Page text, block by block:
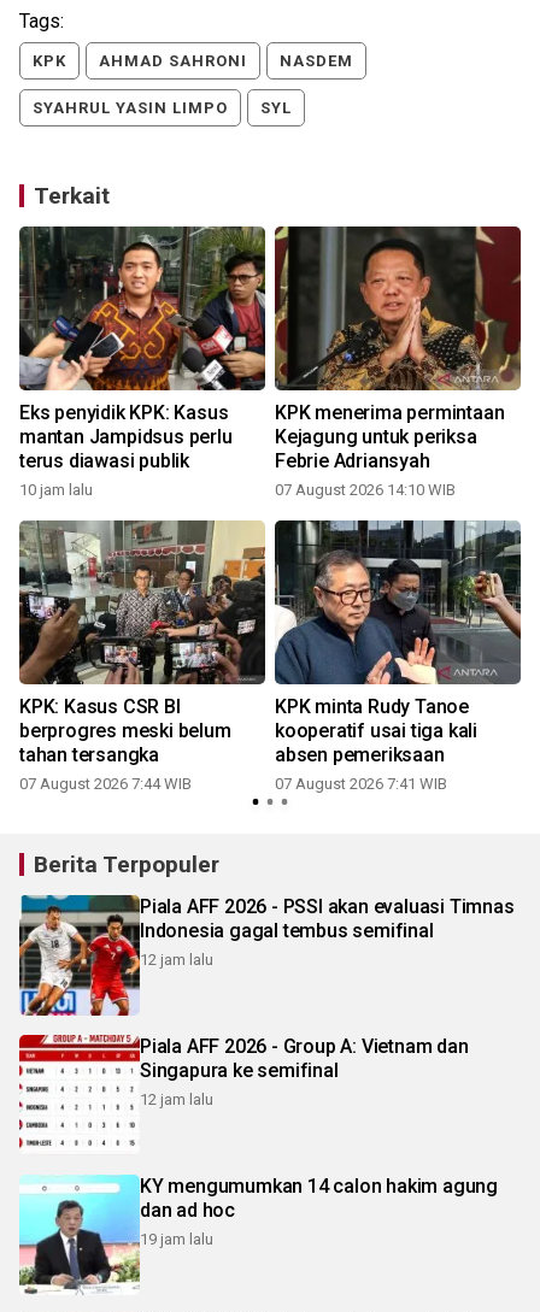
Tags:
KPK AHMAD SAHRONI NASDEM
SYAHRUL YASIN LIMPO SYL
Terkait
Eks penyidik KPK: Kasus
mantan Jampidsus perlu
terus diawasi publik
10 jam lalu
KPK menerima permintaan
Kejagung untuk periksa
Febrie Adriansyah
07 August 2026 14:10 WIB
KPK: Kasus CSR BI
berprogres meski belum
tahan tersangka
07 August 2026 7:44 WIB
KPK minta Rudy Tanoe
kooperatif usai tiga kali
absen pemeriksaan
07 August 2026 7:41 WIB
Berita Terpopuler
Piala AFF 2026 - PSSI akan evaluasi Timnas
Indonesia gagal tembus semifinal
12 jam lalu
Piala AFF 2026 - Group A: Vietnam dan
Singapura ke semifinal
12 jam lalu
KY mengumumkan 14 calon hakim agung
dan ad hoc
19 jam lalu